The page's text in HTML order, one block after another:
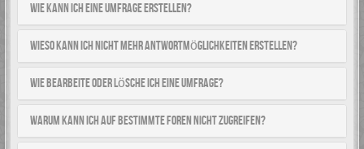
Wie kann ich eine Umfrage erstellen?
Wieso kann ich nicht mehr Antwortmöglichkeiten erstellen?
Wie bearbeite oder lösche ich eine Umfrage?
Warum kann ich auf bestimmte Foren nicht zugreifen?